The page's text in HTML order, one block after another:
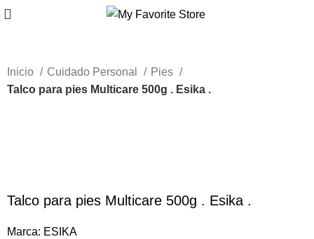
Inicio Cuidado Personal
Pies
Talco para pies Multicare 500g . Esika .
Talco para pies Multicare 500g . Esika .
Marca: ESIKA